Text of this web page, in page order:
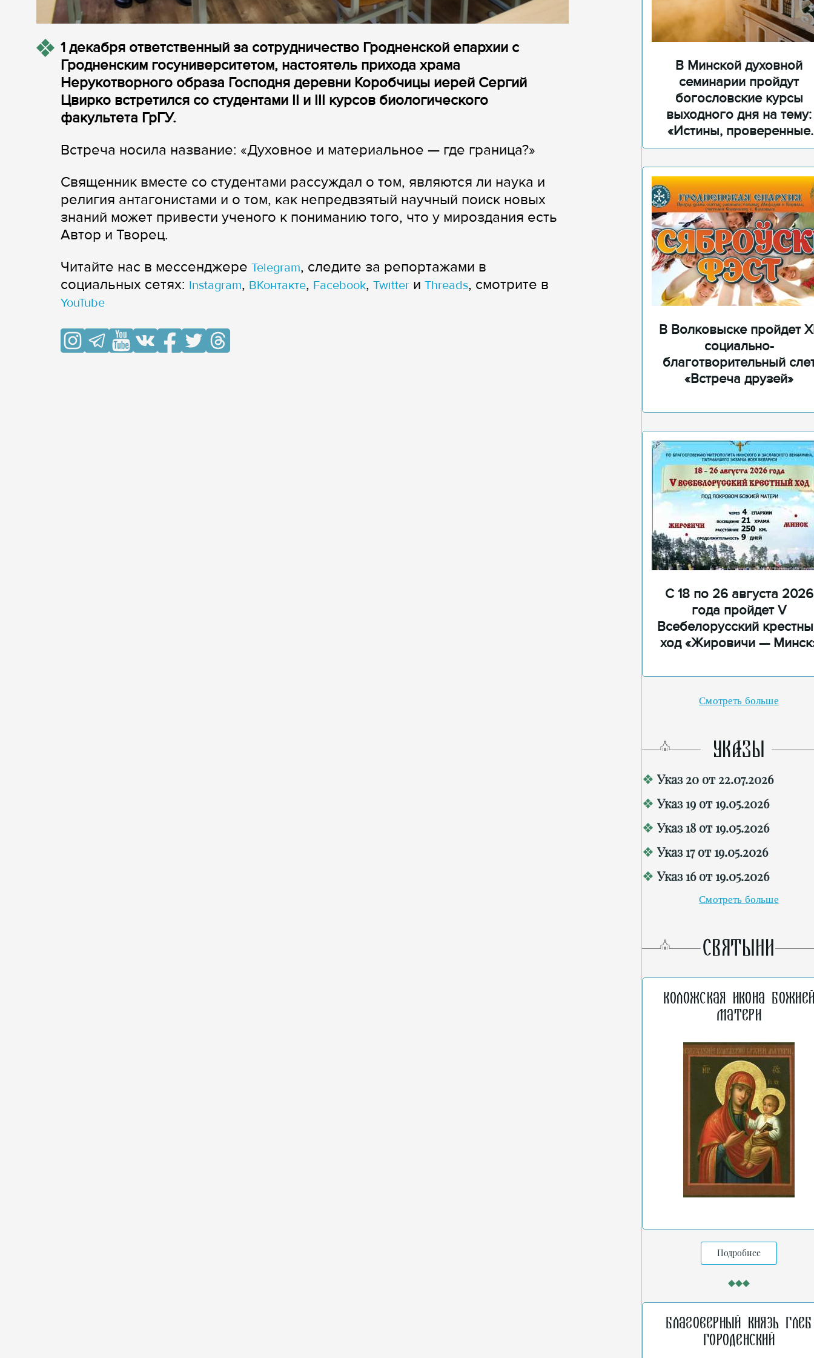
1 декабря ответственный за сотрудничество Гродненской епархии с
Гродненским госуниверситетом, настоятель прихода храма
Нерукотворного образа Господня деревни Коробчицы иерей Сергий
Цвирко встретился со студентами II и III курсов биологического
факультета ГрГУ.
Встреча носила название: «Духовное и материальное — где граница?»
Священник вместе со студентами рассуждал о том, являются ли наука и
религия антагонистами и о том, как непредвзятый научный поиск новых
знаний может привести ученого к пониманию того, что у мироздания есть
Автор и Творец.
Читайте нас в мессенджере Telegram, следите за репортажами в
cоциальных сетях: Instagram, ВКонтакте, Facebook, Twitter и Threads, смотрите в
YouTube
В Минской духовной
семинарии пройдут
богословские курсы
выходного дня на тему:
«Истины, проверенные
временем»
В Волковыске пройдет
социально-
благотворительный
«Встреча друзей»
С 18 по 26 августа 2026
года пройдет V
Всебелорусский
ход «Жировичи —
Смотреть больше
УКАЗЫ
Указ 20 от 22.07.2026
Указ 19 от 19.05.2026
Указ 18 от 19.05.2026
Указ 17 от 19.05.2026
Указ 16 от 19.05.2026
Смотреть больше
СВЯТЫНИ
Коложская икона
Матери
Подробнее
Благоверный князь Глеб
Городенский